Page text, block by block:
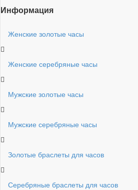
Информация
Женские золотые часы
Женские серебряные часы
Мужские золотые часы
Мужские серебряные часы
Золотые браслеты для часов
Серебряные браслеты для часов